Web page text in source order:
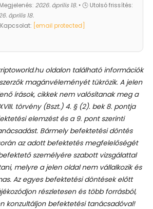
2026. április 18. • 🕓 Utolsó frissítés:
április 18.
[email protected]
oldalon található információk
magánvéleményét tükrözik. A jelen
írások, cikkek nem valósítanak meg a
törvény (Bszt.) 4. § (2). bek 8. pontja
elemzést és a 9. pont szerinti
Bármely befektetési döntés
az adott befektetés megfelelőségét
személyére szabott vizsgálattal
melyre a jelen oldal nem vállalkozik és
Az egyes befektetési döntések előtt
részletesen és több forrásból,
konzultáljon befektetési tanácsadóval!